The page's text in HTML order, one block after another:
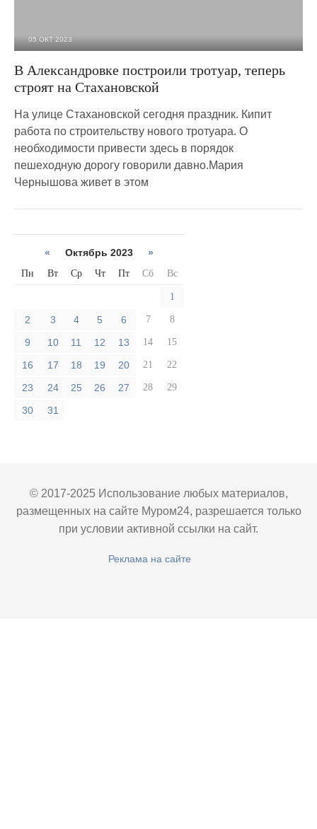
05 ОКТ 2023
В Александровке построили тротуар, теперь
строят на Стахановской
На улице Стахановской сегодня праздник. Кипит
работа по строительству нового тротуара. О
необходимости привести здесь в порядок
пешеходную дорогу говорили давно.Мария
Чернышова живет в этом
« Октябрь 2023 »
Пн Вт Ср Чт Пт Сб Вс
1
2 3 4 5 6 7 8
9 10 11 12 13 14 15
16 17 18 19 20 21 22
23 24 25 26 27 28 29
30 31
© 2017-2025 Использование любых материалов,
размещенных на сайте Муром24, разрешается только
при условии активной ссылки на сайт.
Реклама на сайте